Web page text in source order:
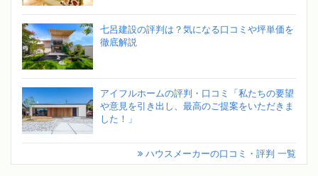
七呂建設の評判は？気になる口コミや坪単価を
徹底解説
アイフルホームの評判・口コミ「私たちの要望
や意見を引き出し、最高のご提案をいただきま
した！」
ハウスメーカーの口コミ・評判 一覧